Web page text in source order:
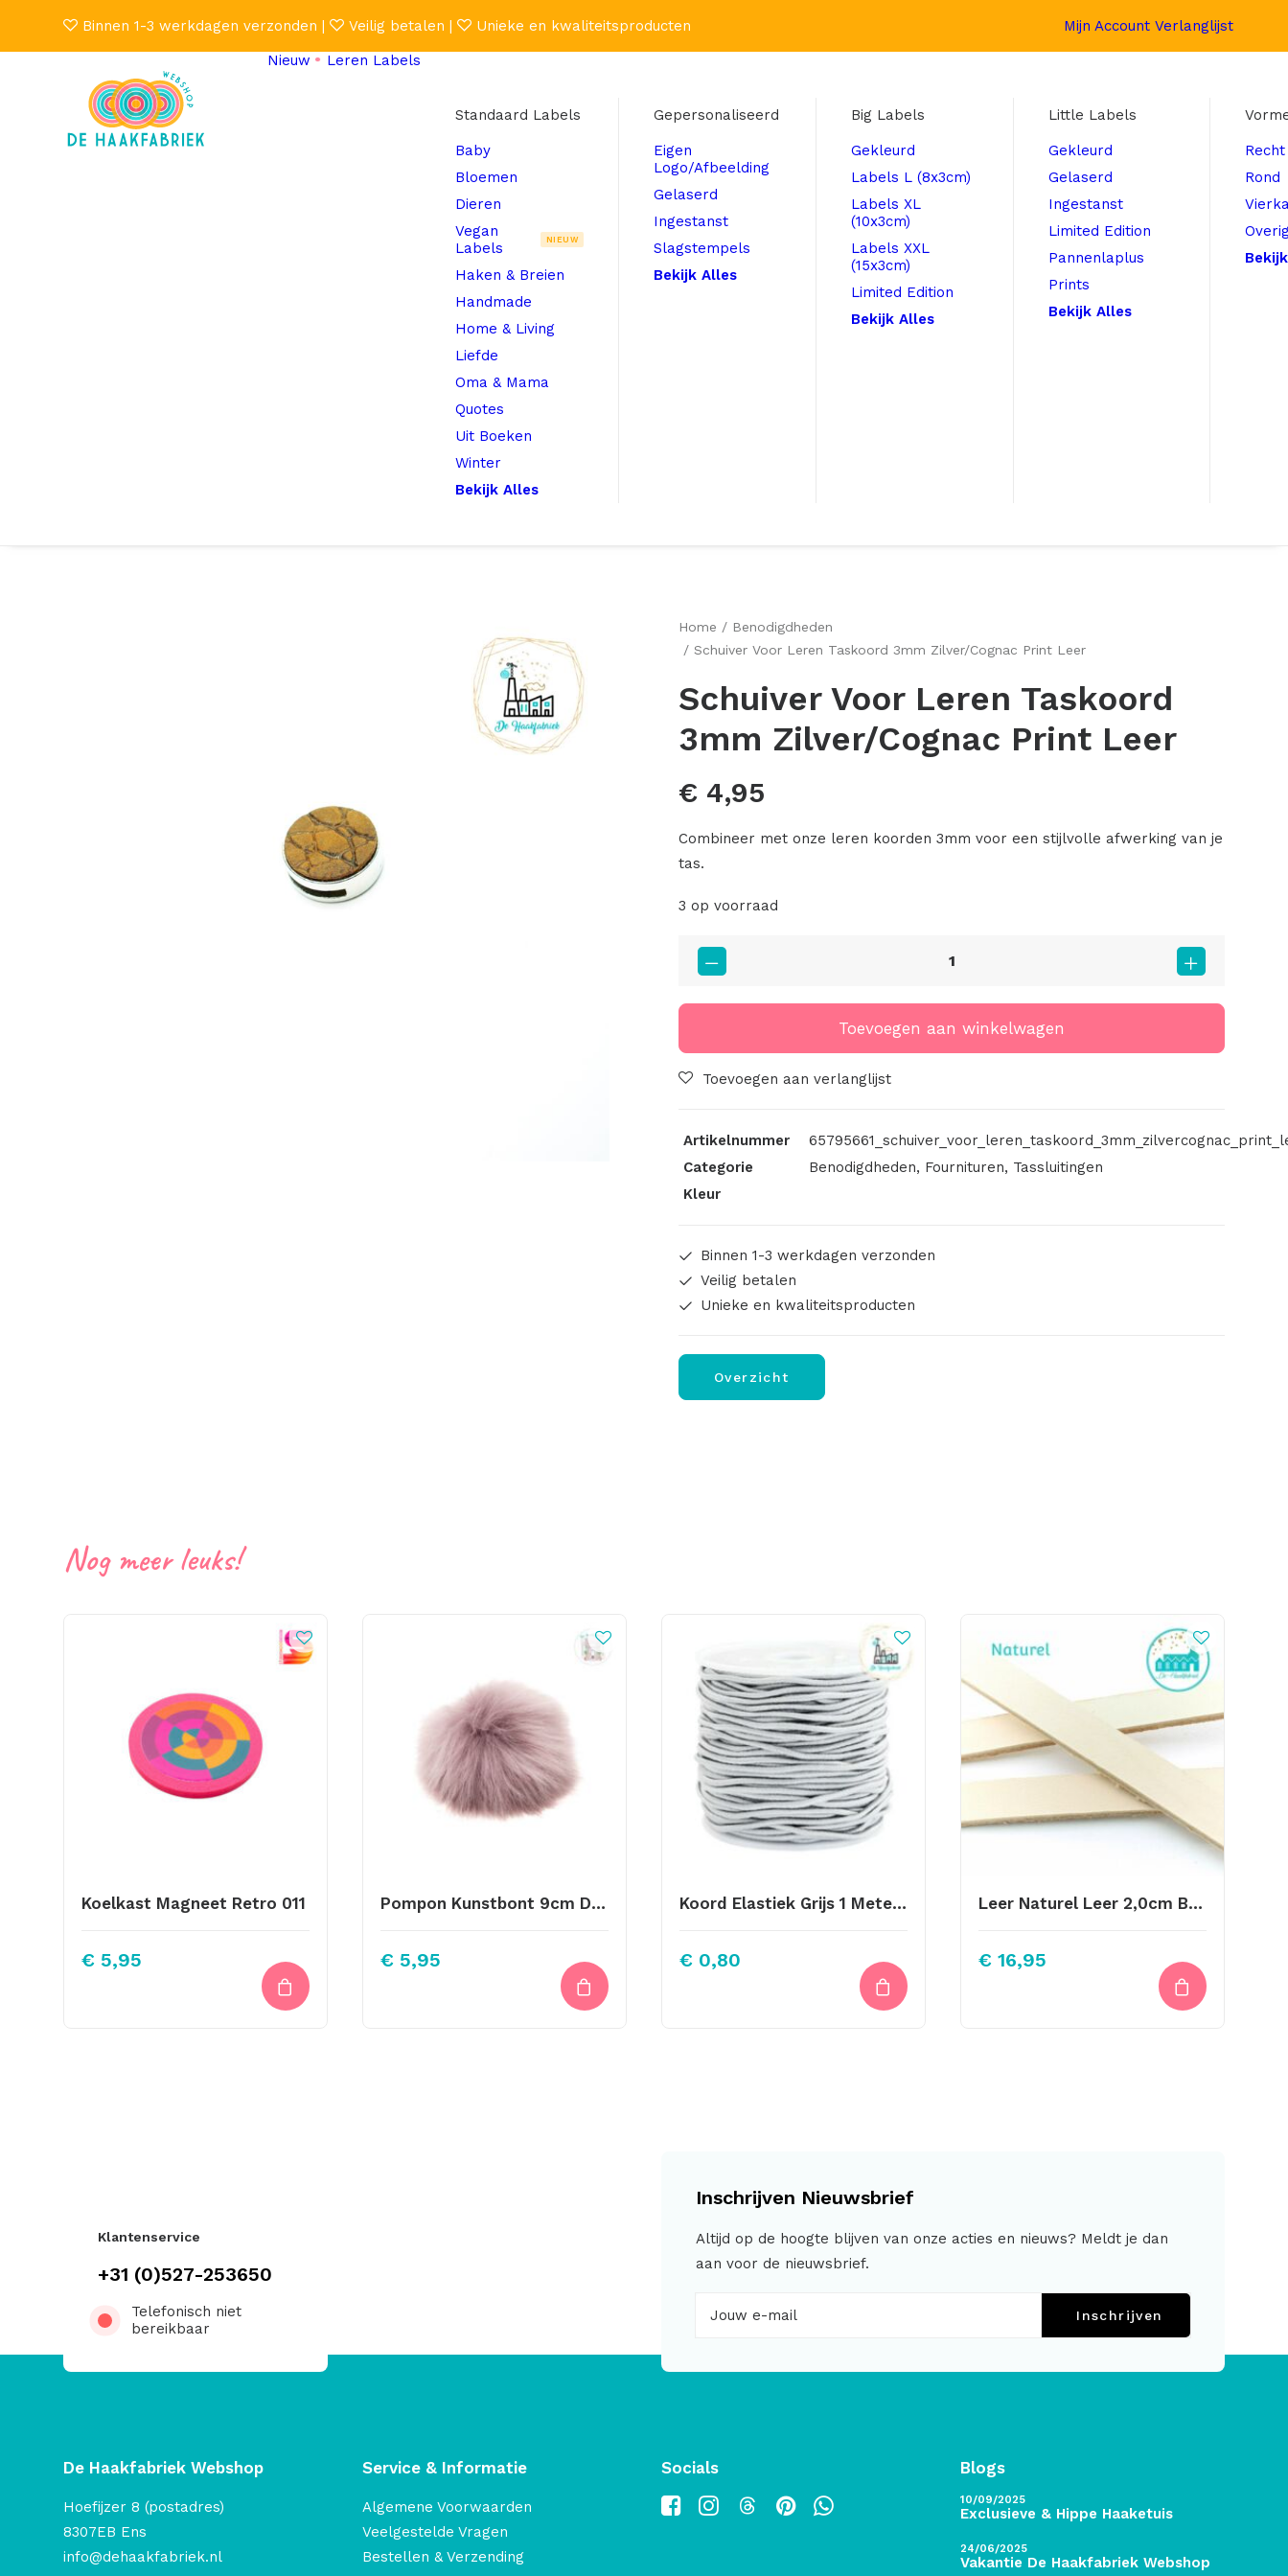
Binnen 1-3 werkdagen verzonden | Veilig betalen | Unieke en kwaliteitsproducten Mijn Account Verlanglijst
Nieuw
Leren Labels
Standaard Labels
Baby
Bloemen
Dieren
Vegan
Labels
NIEUW
Haken & Breien
Handmade
Home & Living
Liefde
Oma & Mama
Quotes
Uit Boeken
Winter
Bekijk Alles
Gepersonaliseerd
Eigen
Logo/Afbeelding
Gelaserd
Ingestanst
Slagstempels
Bekijk Alles
Big Labels
Gekleurd
Labels L (8x3cm)
Labels XL
(10x3cm)
Labels XXL
(15x3cm)
Limited Edition
Bekijk Alles
Little Labels
Gekleurd
Gelaserd
Ingestanst
Limited Edition
Pannenlaplus
Prints
Bekijk Alles
Recht
Rond
Home
Benodigdheden
Schuiver Voor Leren Taskoord 3mm Zilver/Cognac Print Leer
Schuiver Voor Leren Taskoord
3mm Zilver/Cognac Print Leer
€ 4,95
Combineer met onze leren koorden 3mm voor een stijlvolle afwerking van je
tas.
3 op voorraad
Schuiver
Voor
3mm
Zilver/Cognac
aantal
Toevoegen aan winkelwagen
Toevoegen aan verlanglijst
Artikelnummer
Categorie
Benodigdheden, Fournituren, Tassluitingen
Kleur
Binnen 1-3 werkdagen verzonden
Veilig betalen
Unieke en kwaliteitsproducten
Overzicht
Nog meer leuks!
Koelkast Magneet Retro 011
€ 5,95
Pompon Kunstbont 9cm Doorsnede Licht Grijs Met Elastiekje
€ 5,95
Koord Elastiek Grijs 1 Meter 1,5mm Breed
€ 0,80
Leer Naturel Leer 2,0cm Breed Ongeveer 110cm
€ 16,95
Klantenservice
+31 (0)527-253650
Telefonisch niet
bereikbaar
Inschrijven Nieuwsbrief
Altijd op de hoogte blijven van onze acties en nieuws? Meldt je dan
aan voor de nieuwsbrief.
Inschrijven
De Haakfabriek Webshop
Hoefijzer 8 (postadres)
8307EB Ens
info@dehaakfabriek.nl
Service & Informatie
Algemene Voorwaarden
Veelgestelde Vragen
Bestellen & Verzending
Socials Blogs
10/09/2025
Exclusieve & Hippe Haaketuis
24/06/2025
Vakantie De Haakfabriek Webshop